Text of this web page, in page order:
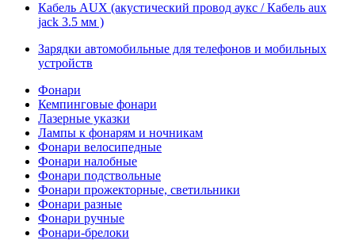
Кабель AUX (акустический провод аукс / Кабель aux
jack 3.5 мм )
Зарядки автомобильные для телефонов и мобильных
устройств
Фонари
Кемпинговые фонари
Лазерные указки
Лампы к фонарям и ночникам
Фонари велосипедные
Фонари налобные
Фонари подствольные
Фонари прожекторные, светильники
Фонари разные
Фонари ручные
Фонари-брелоки